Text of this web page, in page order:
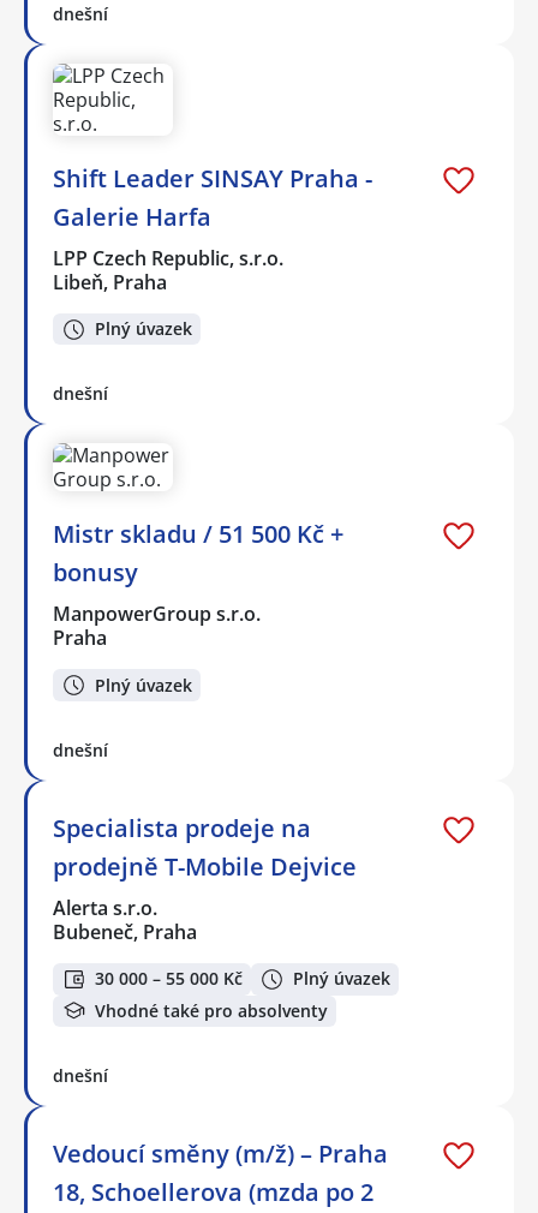
dnešní
Shift Leader SINSAY Praha -
Galerie Harfa
LPP Czech Republic, s.r.o.
Libeň, Praha
Plný úvazek
dnešní
Mistr skladu / 51 500 Kč +
bonusy
ManpowerGroup s.r.o.
Praha
Plný úvazek
dnešní
Specialista prodeje na
prodejně T-Mobile Dejvice
Alerta s.r.o.
Bubeneč, Praha
30 000 – 55 000 Kč
Plný úvazek
Vhodné také pro absolventy
dnešní
Vedoucí směny (m/ž) – Praha
18, Schoellerova (mzda po 2